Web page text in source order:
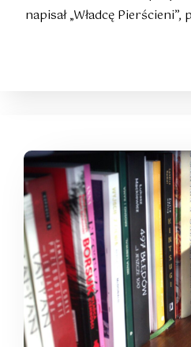
napisał „Władcę